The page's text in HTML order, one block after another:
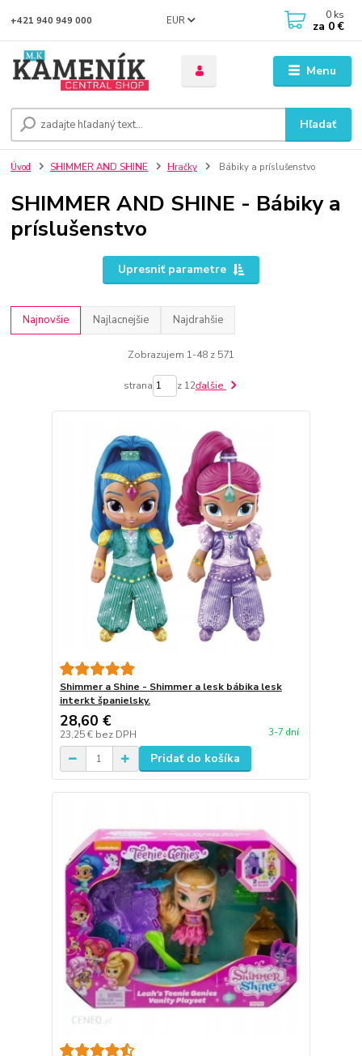
Menu
EUR
Hľadať
+421 940 949 000 0 ks
za 0 €
Úvod SHIMMER AND SHINE Hračky Bábiky a príslušenstvo
SHIMMER AND SHINE - Bábiky a
príslušenstvo
Upresniť parametre
Najnovšie Najlacnejšie Najdrahšie
Zobrazujem 1-48 z 571
strana z 12ďalšie
Shimmer a Shine - Shimmer a lesk bábika lesk
interkt španielsky.
28,60 €
23,25 € bez DPH 3-7 dní
Pridať do košíka